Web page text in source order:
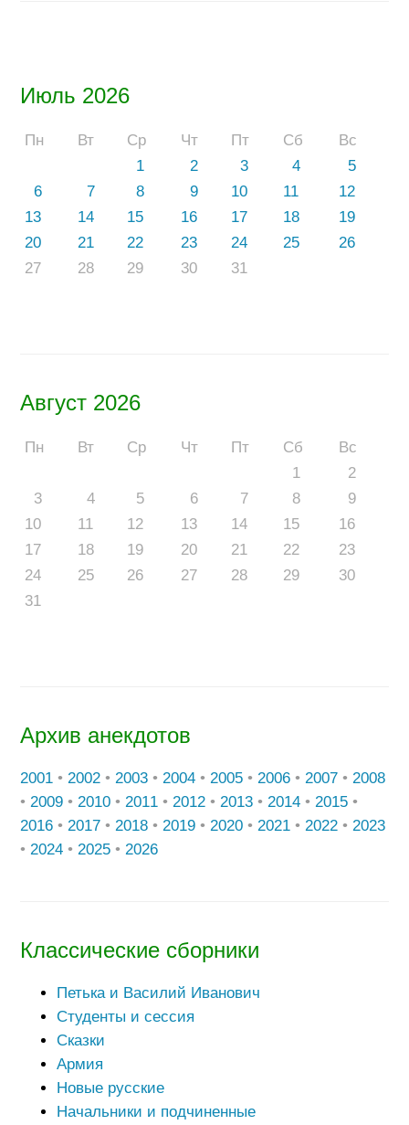
Июль 2026
Пн Вт Ср Чт Пт Сб
Вс
1
2 3 4
5
6
7 8 9 10 11
12
13
14 15 16 17 18
19
20
21 22 23 24 25
26
27
28 29 30 31
Август 2026
Пн Вт Ср Чт Пт Сб
Вс
1
2
3
4 5 6 7 8
9
10
11 12 13 14 15
16
17
18 19 20 21 22
23
24
25 26 27 28 29
30
31
Архив анекдотов
2001 • 2002 • 2003 • 2004 • 2005 • 2006 • 2007 • 2008
• 2009 • 2010 • 2011 • 2012 • 2013 • 2014 • 2015 •
2016 • 2017 • 2018 • 2019 • 2020 • 2021 • 2022 • 2023
• 2024 • 2025 • 2026
Классические сборники
Петька и Василий Иванович
Студенты и сессия
Сказки
Армия
Новые русские
Начальники и подчиненные